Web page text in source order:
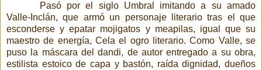
Pasó por el siglo Umbral imitando a su amado
Valle-Inclán, que armó un personaje literario tras el que
esconderse y epatar mojigatos y meapilas, igual que su
maestro de energía, Cela el ogro literario. Como Valle, se
puso la máscara del dandi, de autor entregado a su obra,
estilista estoico de capa y bastón, raída dignidad, dueños